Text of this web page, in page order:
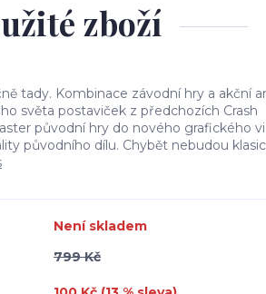
zboží
tady. Kombinace závodní hry a akční
světa postaviček z předchozích Crash
původní hry do nového grafického
původního dílu. Chybět nebudou
Není skladem
799 Kč